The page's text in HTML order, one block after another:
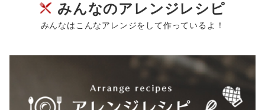
みんなのアレンジレシピ
みんなはこんなアレンジをして作っているよ！